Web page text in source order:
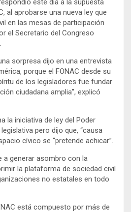
este día a la supuesta
al aprobarse una nueva ley que
en las mesas de participación
el Secretario del Congreso
sorpresa dijo en una entrevista
porque el FONAC desde su
de los legisladores fue fundar
ciudadana amplia”, explicó
la iniciativa de ley del Poder
pero dijo que, “causa
cívico se “pretende achicar”.
a generar asombro con la
la plataforma de sociedad civil
no estatales en todo
está compuesto por más de